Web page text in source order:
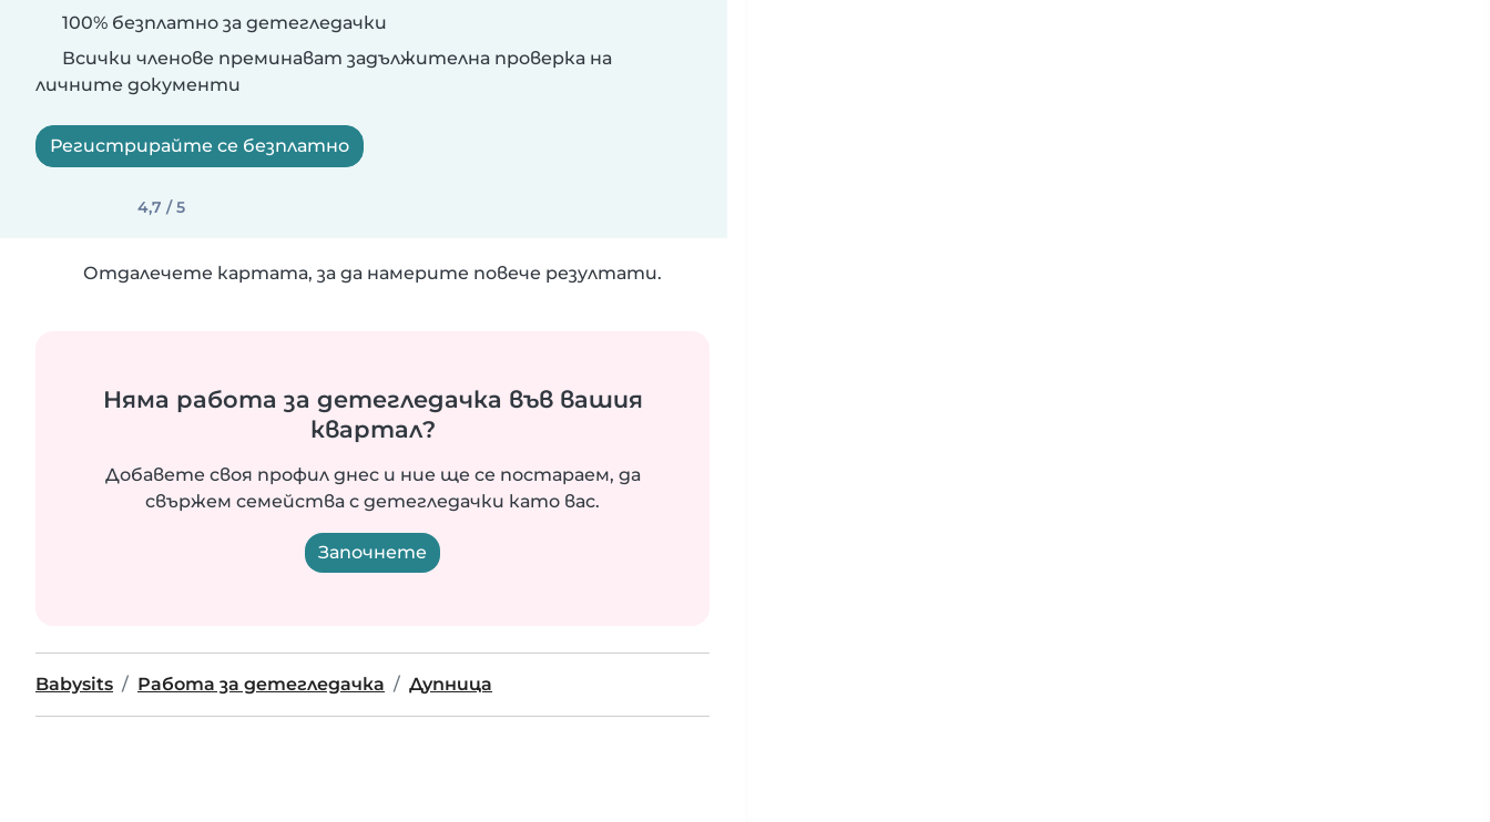
100% безплатно за детегледачки
Всички членове преминават задължителна проверка на
личните документи
Регистрирайте се безплатно
4,7 / 5
Отдалечете картата, за да намерите повече резултати.
Няма работа за детегледачка във вашия
квартал?
Добавете своя профил днес и ние ще се постараем, да
свържем семейства с детегледачки като вас.
Започнете
Babysits Работа за детегледачка Дупница